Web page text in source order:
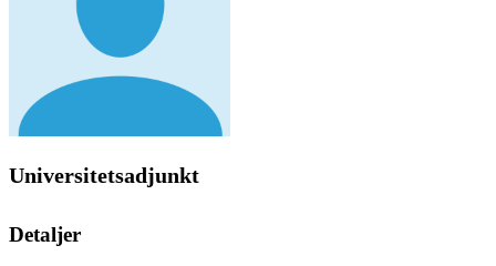
Universitetsadjunkt
Detaljer